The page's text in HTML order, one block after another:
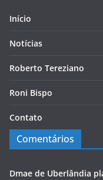
Início
Notícias
Roberto Tereziano
Roni Bispo
Contato
Comentários
Dmae de Uberlândia